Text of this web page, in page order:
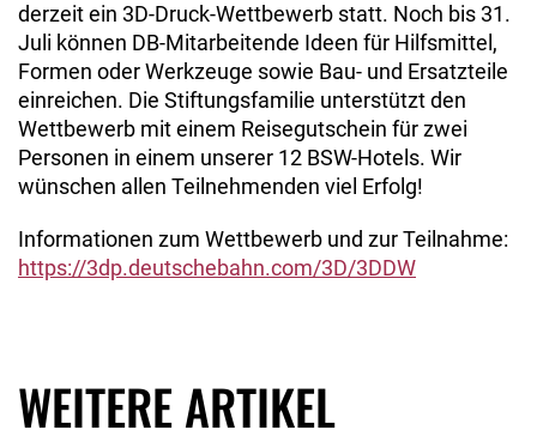
derzeit ein 3D-Druck-Wettbewerb statt. Noch bis 31.
Juli können DB-Mitarbeitende Ideen für Hilfsmittel,
Formen oder Werkzeuge sowie Bau- und Ersatzteile
einreichen. Die Stiftungsfamilie unterstützt den
Wettbewerb mit einem Reisegutschein für zwei
Personen in einem unserer 12 BSW-Hotels. Wir
wünschen allen Teilnehmenden viel Erfolg!
Informationen zum Wettbewerb und zur Teilnahme:
https://3dp.deutschebahn.com/3D/3DDW
WEITERE ARTIKEL